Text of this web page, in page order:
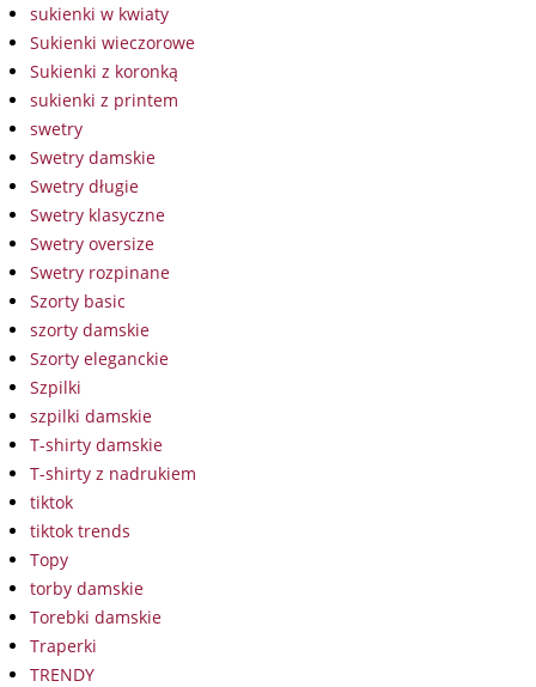
sukienki w kwiaty
Sukienki wieczorowe
Sukienki z koronką
sukienki z printem
swetry
Swetry damskie
Swetry długie
Swetry klasyczne
Swetry oversize
Swetry rozpinane
Szorty basic
szorty damskie
Szorty eleganckie
Szpilki
szpilki damskie
T-shirty damskie
T-shirty z nadrukiem
tiktok
tiktok trends
Topy
torby damskie
Torebki damskie
Traperki
TRENDY